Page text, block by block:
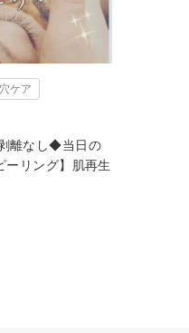
ケア
離なし◆当日の
リング】肌再生